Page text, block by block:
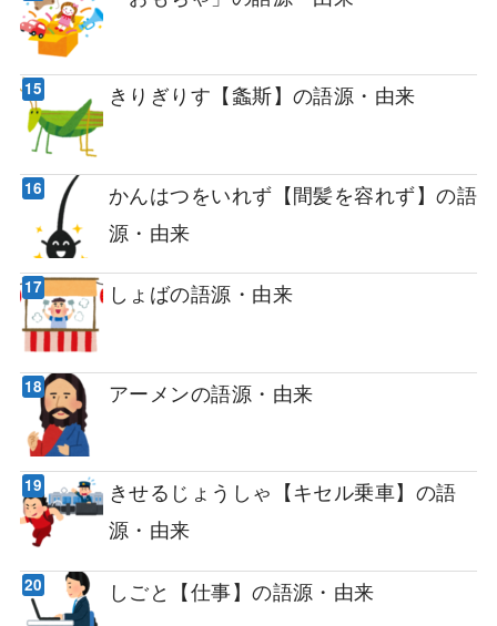
きりぎりす【螽斯】の語源・由来
かんはつをいれず【間髪を容れず】の語
源・由来
しょばの語源・由来
アーメンの語源・由来
きせるじょうしゃ【キセル乗車】の語
源・由来
しごと【仕事】の語源・由来